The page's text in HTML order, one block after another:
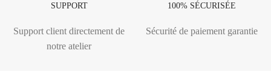
SUPPORT
Support client directement de
notre atelier
100% SÉCURISÉE
Sécurité de paiement garantie